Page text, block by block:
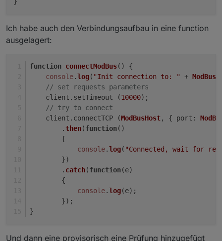
Ich habe auch den Verbindungsaufbau in eine function
ausgelagert:
function connectModBus( ) {
console.log( "Init connection to: " +
// set requests parameters
    client.
setTimeout (10000);
// try to connect
    client.
connectTCP (ModBusHost, { port :
        .
then(function( )
        {
console.log( "Connected, wait for
        })
        .
catch(function(e)
        {
console.log(e);
        });
}
Und dann eine provisorisch eine Prüfung hinzugefügt